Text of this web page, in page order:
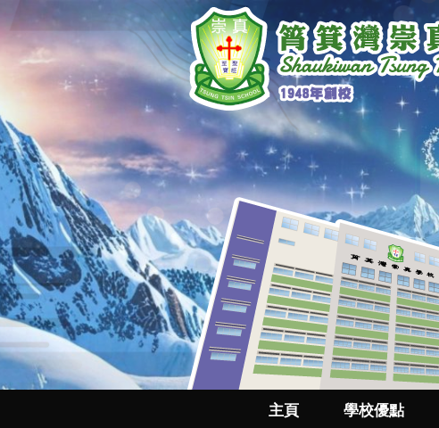
主頁 學校優點